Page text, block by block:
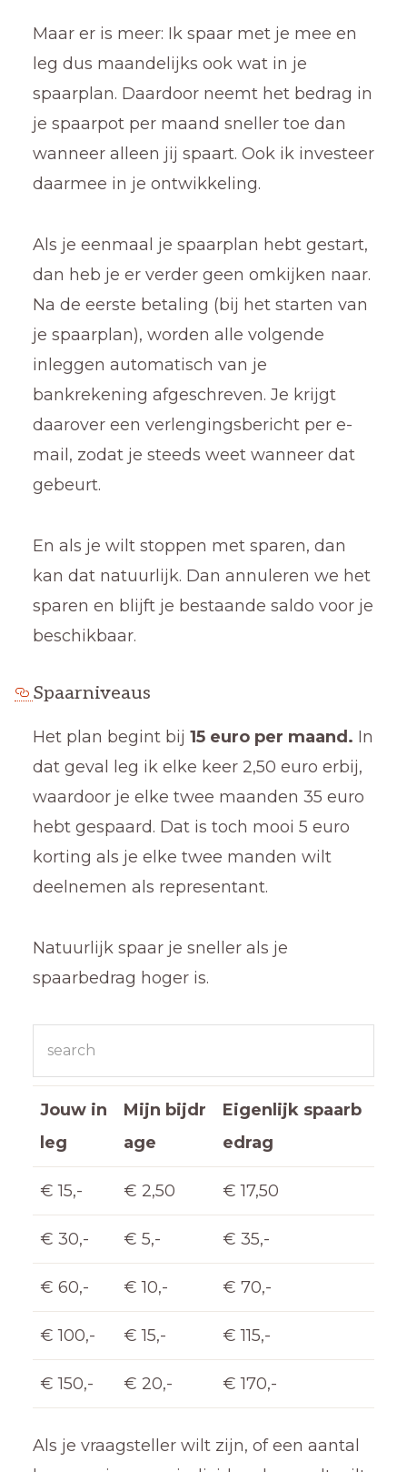
Maar er is meer: Ik spaar met je mee en
leg dus maandelijks ook wat in je
spaarplan. Daardoor neemt het bedrag in
je spaarpot per maand sneller toe dan
wanneer alleen jij spaart. Ook ik investeer
daarmee in je ontwikkeling.
Als je eenmaal je spaarplan hebt gestart,
dan heb je er verder geen omkijken naar.
Na de eerste betaling (bij het starten van
je spaarplan), worden alle volgende
inleggen automatisch van je
bankrekening afgeschreven. Je krijgt
daarover een verlengingsbericht per e-
mail, zodat je steeds weet wanneer dat
gebeurt.
En als je wilt stoppen met sparen, dan
kan dat natuurlijk. Dan annuleren we het
sparen en blijft je bestaande saldo voor je
beschikbaar.
Spaarniveaus
Het plan begint bij 15 euro per maand. In
dat geval leg ik elke keer 2,50 euro erbij,
waardoor je elke twee maanden 35 euro
hebt gespaard. Dat is toch mooi 5 euro
korting als je elke twee manden wilt
deelnemen als representant.
Natuurlijk spaar je sneller als je
spaarbedrag hoger is.
Jouw in
leg
Mijn bijdr
age
Eigenlijk spaarb
edrag
€ 15,- € 2,50 € 17,50
€ 30,- € 5,- € 35,-
€ 60,- € 10,- € 70,-
€ 100,- € 15,- € 115,-
€ 150,- € 20,- € 170,-
Als je vraagsteller wilt zijn, of een aantal